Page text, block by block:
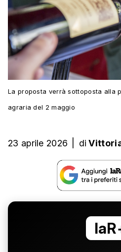
La proposta verrà sottoposta alla
agraria del 2 maggio
23 aprile 2026 di